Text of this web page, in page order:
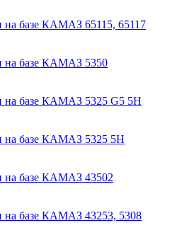
на базе КАМАЗ 65115, 65117
на базе КАМАЗ 5350
на базе КАМАЗ 5325 G5 5H
на базе КАМАЗ 5325 5H
на базе КАМАЗ 43502
на базе КАМАЗ 43253, 5308